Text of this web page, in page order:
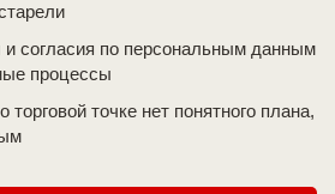
согласия по персональным данным
процессы
торговой точке нет понятного плана,